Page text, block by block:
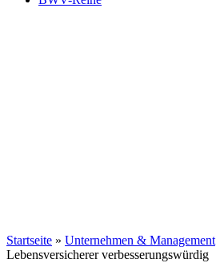
Startseite » Unternehmen & Management
Lebensversicherer verbesserungswürdig